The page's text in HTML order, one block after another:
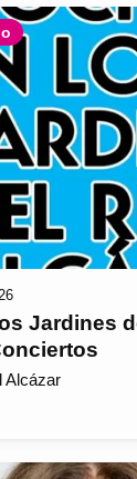
Jardines
Alcázar